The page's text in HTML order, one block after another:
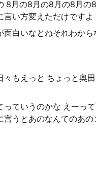
8月の8月の8月の8月の
言い方変えただけですよ
面白いなとねそれわか
々もえっと ちょっと奥
っていうのかな えーっ
言うとあのなんてのあの